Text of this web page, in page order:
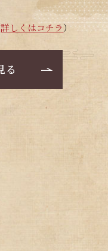
詳しくはコチラ）
る